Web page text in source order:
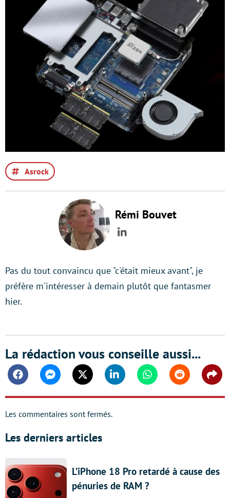
Asrock
Rémi Bouvet
LinkedIn
Pas du tout convaincu que "c'était mieux avant", je
préfère m'intéresser à demain plutôt que fantasmer
hier.
La rédaction vous conseille aussi...
FacebookMessengerTwitter Linkedin WhatsappReddit
Les commentaires sont fermés.
Les derniers articles
L’iPhone 18 Pro retardé à cause des
pénuries de RAM ?